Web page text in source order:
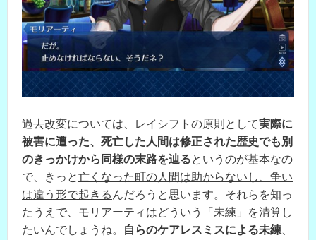
過去改変については、レイシフトの原則として実際に
被害に遭った、死亡した人間は修正された歴史でも別
のきっかけから同様の末路を辿るというのが基本なの
で、きっと亡くなった町の人間は助からないし、争い
は違う形で起きる んだろうと思います。それらを知っ
たうえで、モリアーティはどういう「未練」を清算し
たいんでしょうね。
自らのケアレスミスによる未練